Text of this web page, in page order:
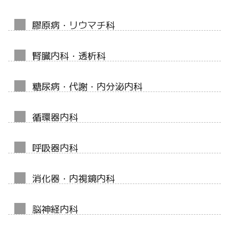
膠原病・リウマチ科
腎臓内科・透析科
糖尿病・代謝・内分泌内科
循環器内科
呼吸器内科
消化器・内視鏡内科
脳神経内科